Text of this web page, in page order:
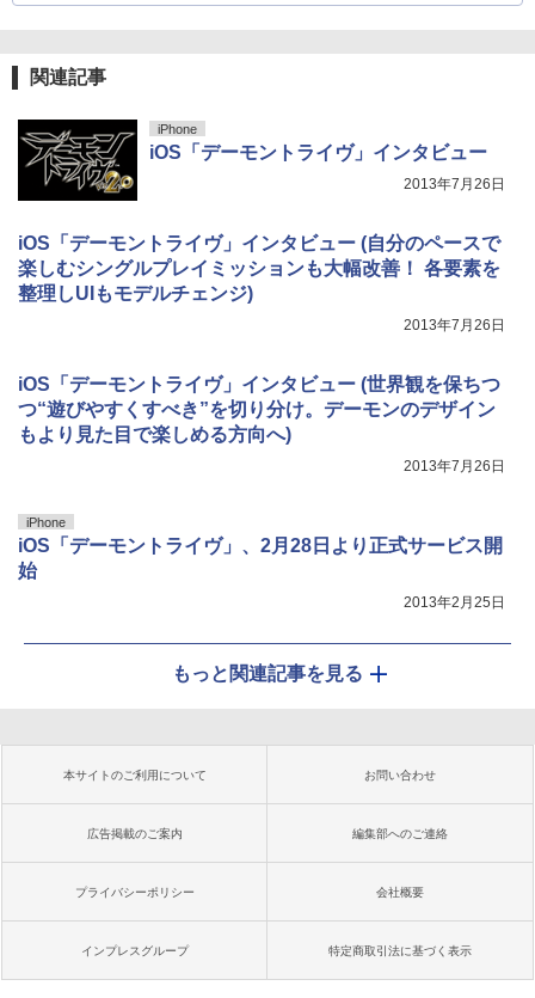
関連記事
iPhone
iOS「デーモントライヴ」インタビュー
2013年7月26日
iOS「デーモントライヴ」インタビュー (自分のペースで
楽しむシングルプレイミッションも大幅改善！ 各要素を
整理しUIもモデルチェンジ)
2013年7月26日
iOS「デーモントライヴ」インタビュー (世界観を保ちつ
つ“遊びやすくすべき”を切り分け。デーモンのデザイン
もより見た目で楽しめる方向へ)
2013年7月26日
iPhone
iOS「デーモントライヴ」、2月28日より正式サービス開
始
2013年2月25日
もっと関連記事を見る
本サイトのご利用について お問い合わせ
広告掲載のご案内 編集部へのご連絡
プライバシーポリシー 会社概要
インプレスグループ 特定商取引法に基づく表示